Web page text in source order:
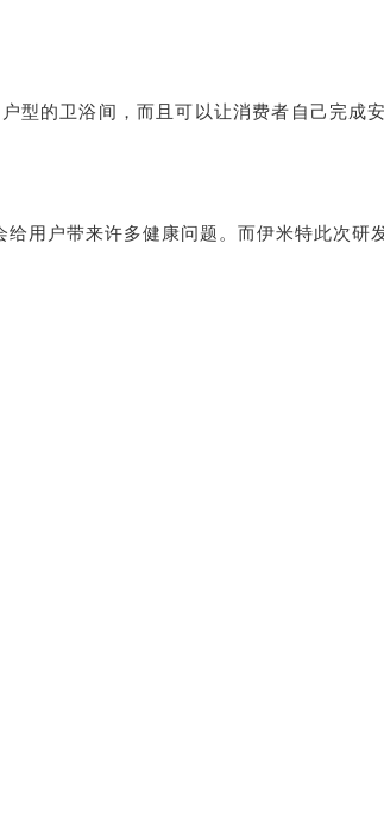
型的卫浴间，而且可以让消费者自己完成
用户带来许多健康问题。而伊米特此次研